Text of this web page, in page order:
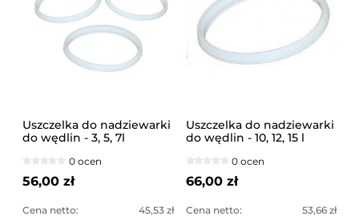
Uszczelka do nadziewarki
do wędlin - 3, 5, 7l
0 ocen
56,00 zł
Cena netto: 45,53 zł
Uszczelka do nadziewarki
do wędlin - 10, 12, 15 l
0 ocen
66,00 zł
Cena netto: 53,66 zł